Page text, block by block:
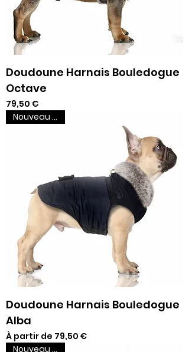
Doudoune Harnais Bouledogue
Octave
Prix
79,50 €
Nouveau venu
Doudoune Harnais Bouledogue
Alba
À partir de 79,50 €
Prix promotionnel
Nouveau venu